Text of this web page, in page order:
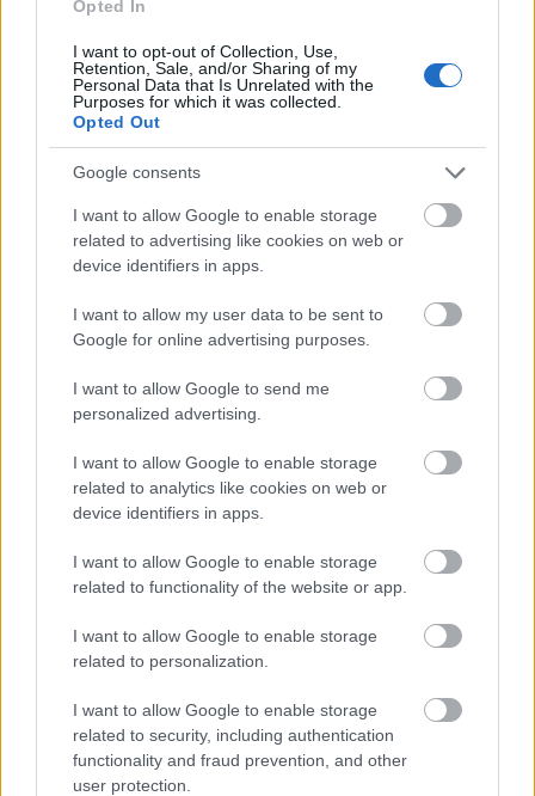
Opted In
I want to opt-out of Collection, Use,
Retention, Sale, and/or Sharing of my
Personal Data that Is Unrelated with the
Purposes for which it was collected.
Opted Out
Google consents
I want to allow Google to enable storage
related to advertising like cookies on web or
device identifiers in apps.
I want to allow my user data to be sent to
Google for online advertising purposes.
I want to allow Google to send me
personalized advertising.
I want to allow Google to enable storage
related to analytics like cookies on web or
device identifiers in apps.
I want to allow Google to enable storage
related to functionality of the website or app.
I want to allow Google to enable storage
related to personalization.
I want to allow Google to enable storage
related to security, including authentication
functionality and fraud prevention, and other
user protection.
(que aportan una gran
Es una crema colorante de oxidación cuya
fórmula innovadora se basa en un complejo de
Alcoholes Grasos(C. 14, C. 16, C. 18) de la última
generación que son
La combinación de dichas sustancias permite
obtenerresultados excepcionales
y su empleo
en la coloración permitereducir notablemente
losefectos colaterales negativos
tradicionales tinturas de oxidación
Fórmula de la mezcla 1+1,5
INFORMACIÓN ADICIONAL
VALORACIONES (0)
PRODUCTOS RELACIONADOS